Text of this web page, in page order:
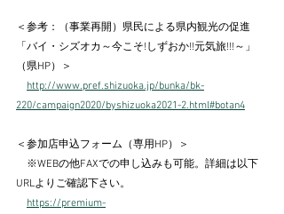
＜参考：（事業再開）県民による県内観光の促進
「バイ・シズオカ～今こそ!しずおか!!元気旅!!!～」
（県HP）＞
http://www.pref.shizuoka.jp/bunka/bk-
220/campaign2020/byshizuoka2021-2.html#botan4
＜参加店申込フォーム（専用HP）＞
※WEBの他FAXでの申し込みも可能。詳細は以下
URLよりご確認下さい。
https://premium-